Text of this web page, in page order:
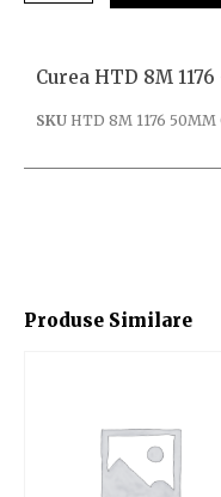
Produse Similare
Curea HTD 8M
SKU HTD 8M 1176 50MM